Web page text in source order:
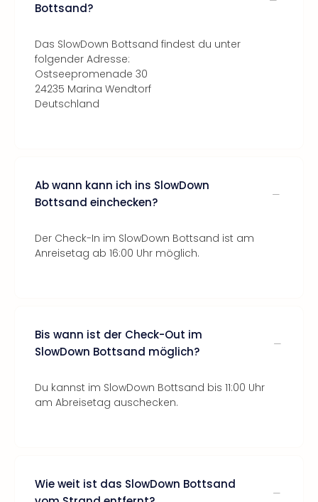
Bottsand?
Das SlowDown Bottsand findest du unter
folgender Adresse:
Ostseepromenade 30
24235 Marina Wendtorf
Deutschland
Ab wann kann ich ins SlowDown
Bottsand einchecken?
Der Check-In im SlowDown Bottsand ist am
Anreisetag ab 16:00 Uhr möglich.
Bis wann ist der Check-Out im
SlowDown Bottsand möglich?
Du kannst im SlowDown Bottsand bis 11:00 Uhr
am Abreisetag auschecken.
Wie weit ist das SlowDown Bottsand